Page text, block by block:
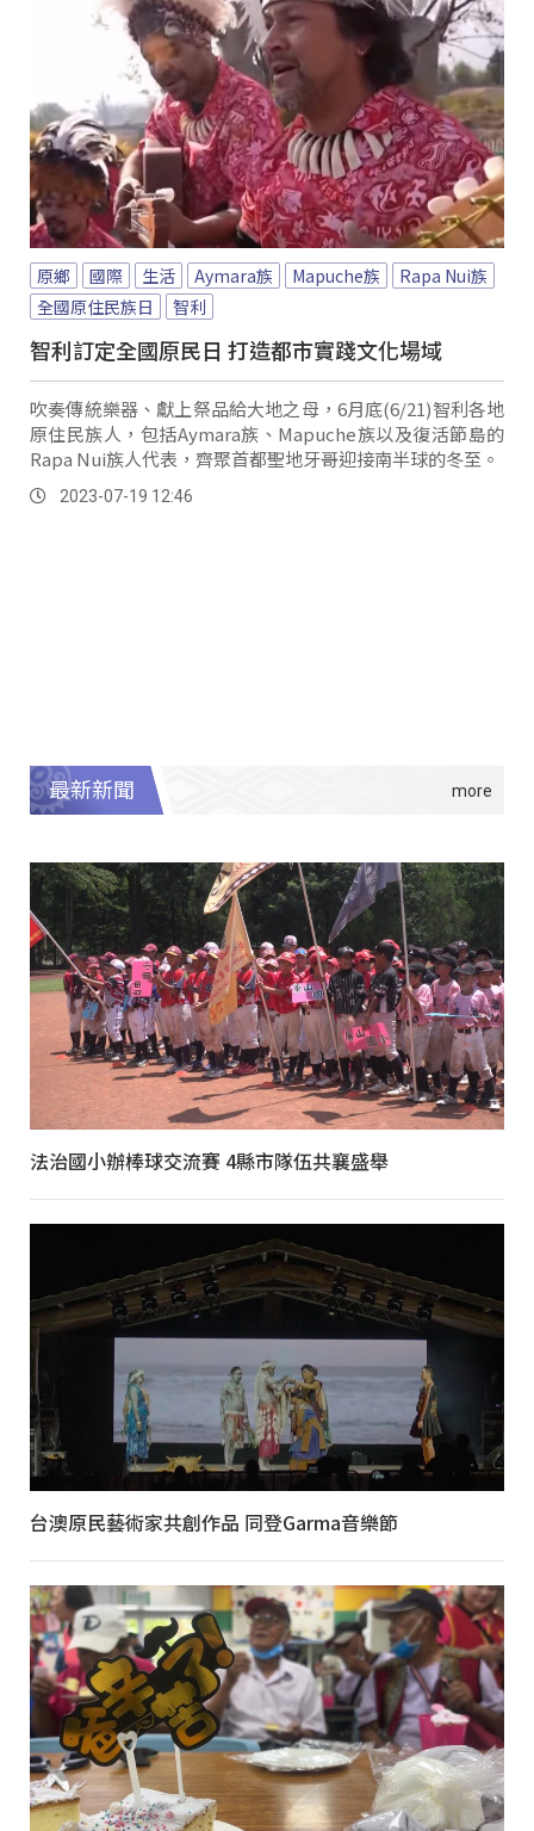
原鄉 國際 生活 Aymara族 Mapuche族
Rapa Nui族
全國原住民族日
智利
智利訂定全國原民日 打造都市實踐文化場域
吹奏傳統樂器、獻上祭品給大地之母，6月底(6/21)智利各地
原住民族人，包括Aymara族、Mapuche族以及復活節島的
Rapa Nui族人代表，齊聚首都聖地牙哥迎接南半球的冬至。
2023-07-19 12:46
最新新聞
法治國小辦棒球交流賽 4縣市隊伍共襄盛舉
台澳原民藝術家共創作品 同登Garma音樂節